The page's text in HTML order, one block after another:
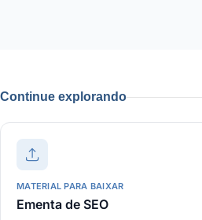
Continue explorando
MATERIAL PARA BAIXAR
Ementa de SEO